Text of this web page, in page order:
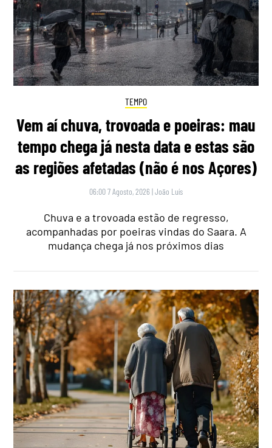
TEMPO
Vem aí chuva, trovoada e poeiras: mau
tempo chega já nesta data e estas são
as regiões afetadas (não é nos Açores)
06:00 7 Agosto, 2026 |João Luís
Chuva e a trovoada estão de regresso,
acompanhadas por poeiras vindas do Saara. A
mudança chega já nos próximos dias